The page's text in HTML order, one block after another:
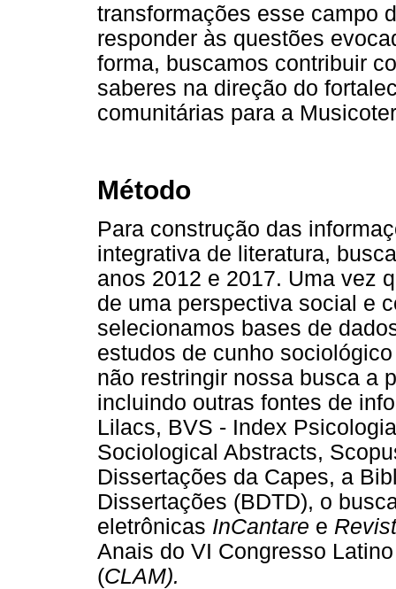
transformações esse campo
responder às questões
forma, buscamos contribuir
saberes na direção do
comunitárias para a
Método
Para construção das
integrativa de literatura,
anos 2012 e 2017. Uma vez
de uma perspectiva social e
selecionamos bases de
estudos de cunho
não restringir nossa busca a
incluindo outras fontes de
Lilacs, BVS - Index
Sociological Abstracts,
Dissertações da Capes, a
Dissertações (BDTD), o
eletrônicas InCantare e
Anais do VI Congresso
(CLAM).